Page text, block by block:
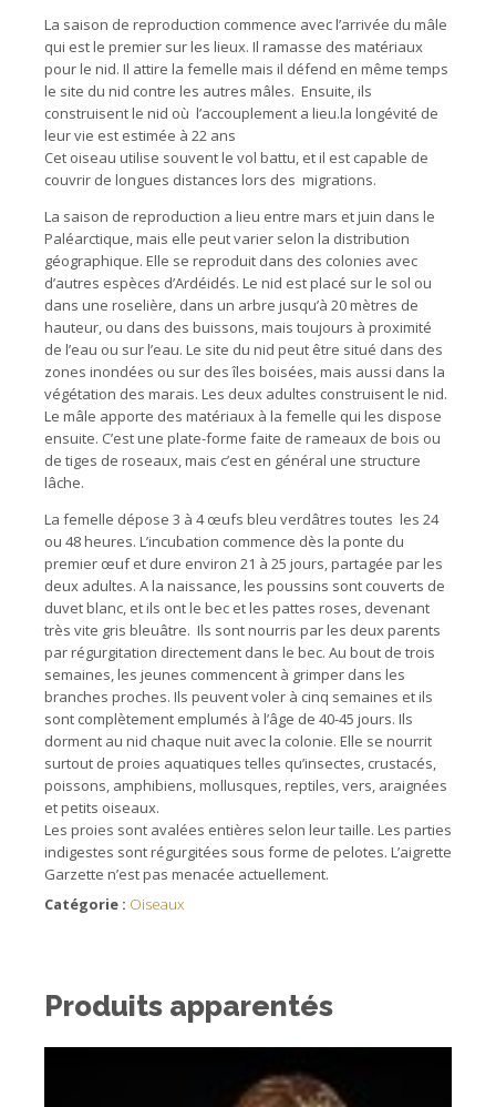
La saison de reproduction commence avec l’arrivée du mâle
qui est le premier sur les lieux. Il ramasse des matériaux
pour le nid. Il attire la femelle mais il défend en même temps
le site du nid contre les autres mâles. Ensuite, ils
construisent le nid où l’accouplement a lieu.la longévité de
leur vie est estimée à 22 ans
Cet oiseau utilise souvent le vol battu, et il est capable de
couvrir de longues distances lors des migrations.
La saison de reproduction a lieu entre mars et juin dans le
Paléarctique, mais elle peut varier selon la distribution
géographique. Elle se reproduit dans des colonies avec
d’autres espèces d’Ardéidés. Le nid est placé sur le sol ou
dans une roselière, dans un arbre jusqu’à 20 mètres de
hauteur, ou dans des buissons, mais toujours à proximité
de l’eau ou sur l’eau. Le site du nid peut être situé dans des
zones inondées ou sur des îles boisées, mais aussi dans la
végétation des marais. Les deux adultes construisent le nid.
Le mâle apporte des matériaux à la femelle qui les dispose
ensuite. C’est une plate-forme faite de rameaux de bois ou
de tiges de roseaux, mais c’est en général une structure
lâche.
La femelle dépose 3 à 4 œufs bleu verdâtres toutes les 24
ou 48 heures. L’incubation commence dès la ponte du
premier œuf et dure environ 21 à 25 jours, partagée par les
deux adultes. A la naissance, les poussins sont couverts de
duvet blanc, et ils ont le bec et les pattes roses, devenant
très vite gris bleuâtre. Ils sont nourris par les deux parents
par régurgitation directement dans le bec. Au bout de trois
semaines, les jeunes commencent à grimper dans les
branches proches. Ils peuvent voler à cinq semaines et ils
sont complètement emplumés à l’âge de 40-45 jours. Ils
dorment au nid chaque nuit avec la colonie. Elle se nourrit
surtout de proies aquatiques telles qu’insectes, crustacés,
poissons, amphibiens, mollusques, reptiles, vers, araignées
et petits oiseaux.
Les proies sont avalées entières selon leur taille. Les parties
indigestes sont régurgitées sous forme de pelotes. L’aigrette
Garzette n’est pas menacée actuellement.
Catégorie : Oiseaux
Produits apparentés